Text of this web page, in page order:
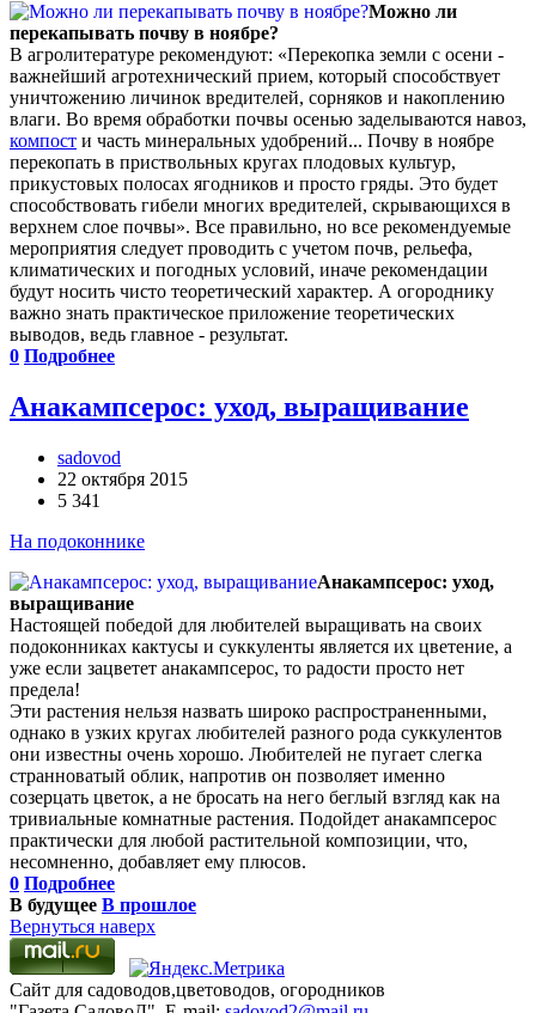
Можно ли
перекапывать почву в ноябре?
В агролитературе рекомендуют: «Перекопка земли с осени -
важнейший агротехнический прием, который способствует
уничтожению личинок вредителей, сорняков и накоплению
влаги. Во время обработки почвы осенью заделываются навоз,
компост и часть минеральных удобрений... Почву в ноябре
перекопать в приствольных кругах плодовых культур,
прикустовых полосах ягодников и просто гряды. Это будет
способствовать гибели многих вредителей, скрывающихся в
верхнем слое почвы». Все правильно, но все рекомендуемые
мероприятия следует проводить с учетом почв, рельефа,
климатических и погодных условий, иначе рекомендации
будут носить чисто теоретический характер. А огороднику
важно знать практическое приложение теоретических
выводов, ведь главное - результат.
0 Подробнее
Анакампсерос: уход, выращивание
sadovod
22 октября 2015
5 341
На подоконнике
Анакампсерос: уход,
выращивание
Настоящей победой для любителей выращивать на своих
подоконниках кактусы и суккуленты является их цветение, а
уже если зацветет анакампсерос, то радости просто нет
предела!
Эти растения нельзя назвать широко распространенными,
однако в узких кругах любителей разного рода суккулентов
они известны очень хорошо. Любителей не пугает слегка
странноватый облик, напротив он позволяет именно
созерцать цветок, а не бросать на него беглый взгляд как на
тривиальные комнатные растения. Подойдет анакампсерос
практически для любой растительной композиции, что,
несомненно, добавляет ему плюсов.
0 Подробнее
В будущее В прошлое
Вернуться наверх
Сайт для садоводов,цветоводов, огородников